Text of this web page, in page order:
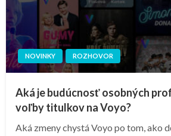
NOVINKY ROZHOVOR
Aká je budúcnosť osobných
voľby titulkov na Voyo?
Aká zmeny chystá Voyo po tom, ako